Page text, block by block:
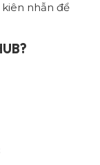
nhẫn để